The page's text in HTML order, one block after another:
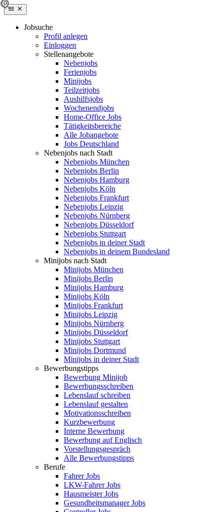
Jobsuche
Profil anlegen
Einloggen
Stellenangebote
Nebenjobs
Ferienjobs
Minijobs
Teilzeitjobs
Aushilfsjobs
Wochenendjobs
Home-Office Jobs
Tätigkeitsbereiche
Alle Jobangebote
Jobs Deutschland
Nebenjobs nach Stadt
Nebenjobs München
Nebenjobs Berlin
Nebenjobs Hamburg
Nebenjobs Köln
Nebenjobs Frankfurt
Nebenjobs Leipzig
Nebenjobs Nürnberg
Nebenjobs Düsseldorf
Nebenjobs Stuttgart
Nebenjobs in deiner Stadt
Nebenjobs in deinem Bundesland
Minijobs nach Stadt
Minijobs München
Minijobs Berlin
Minijobs Hamburg
Minijobs Köln
Minijobs Frankfurt
Minijobs Leipzig
Minijobs Nürnberg
Minijobs Düsseldorf
Minijobs Stuttgart
Minijobs Dortmund
Minijobs in deiner Stadt
Bewerbungstipps
Bewerbung Minijob
Bewerbungsschreiben
Lebenslauf schreiben
Lebenslauf gestalten
Motivationsschreiben
Kurzbewerbung
Interne Bewerbung
Bewerbung auf Englisch
Vorstellungsgespräch
Alle Bewerbungstipps
Berufe
Fahrer Jobs
LKW-Fahrer Jobs
Hausmeister Jobs
Gesundheitsmanager Jobs